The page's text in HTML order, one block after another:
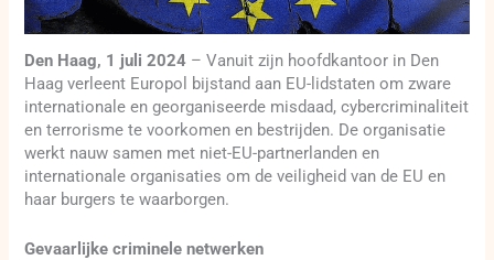
Den Haag, 1 juli 2024 – Vanuit zijn hoofdkantoor in Den
Haag verleent Europol bijstand aan EU-lidstaten om zware
internationale en georganiseerde misdaad, cybercriminaliteit
en terrorisme te voorkomen en bestrijden. De organisatie
werkt nauw samen met niet-EU-partnerlanden en
internationale organisaties om de veiligheid van de EU en
haar burgers te waarborgen.
Gevaarlijke criminele netwerken